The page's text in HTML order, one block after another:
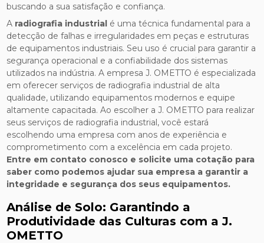
buscando a sua satisfação e confiança.
A radiografia industrial é uma técnica fundamental para a
detecção de falhas e irregularidades em peças e estruturas
de equipamentos industriais. Seu uso é crucial para garantir a
segurança operacional e a confiabilidade dos sistemas
utilizados na indústria. A empresa J. OMETTO é especializada
em oferecer serviços de radiografia industrial de alta
qualidade, utilizando equipamentos modernos e equipe
altamente capacitada. Ao escolher a J. OMETTO para realizar
seus serviços de radiografia industrial, você estará
escolhendo uma empresa com anos de experiência e
comprometimento com a excelência em cada projeto.
Entre em contato conosco e solicite uma cotação para
saber como podemos ajudar sua empresa a garantir a
integridade e segurança dos seus equipamentos.
Análise de Solo: Garantindo a
Produtividade das Culturas com a J.
OMETTO